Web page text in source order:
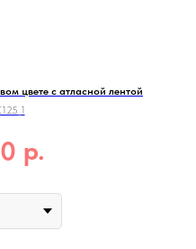
цвете с атласной лентой
р.